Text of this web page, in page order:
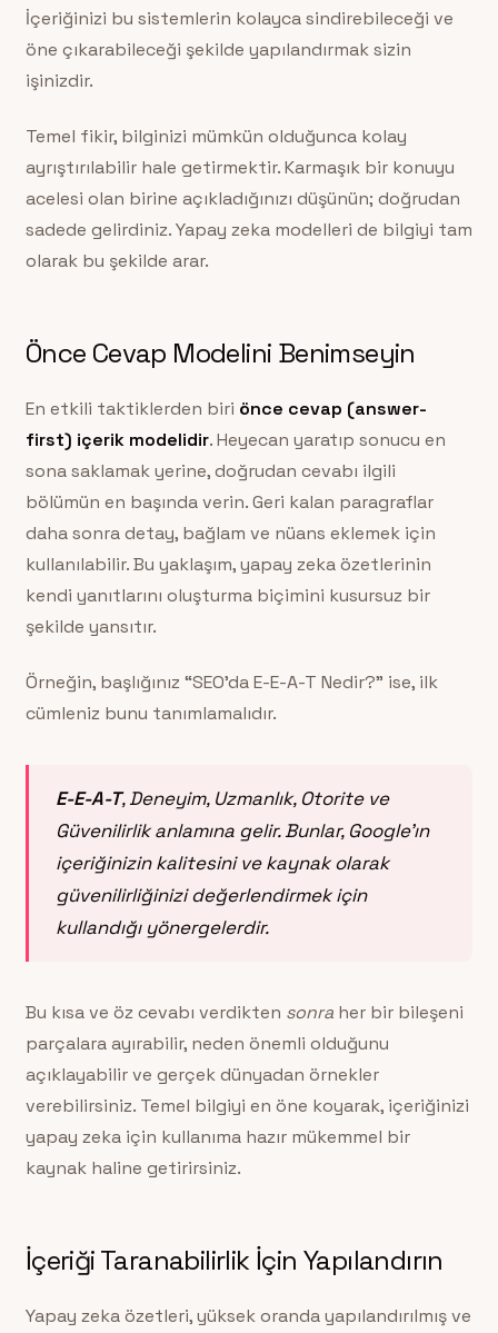
İçeriğinizi bu sistemlerin kolayca sindirebileceği ve
öne çıkarabileceği şekilde yapılandırmak sizin
işinizdir.
Temel fikir, bilginizi mümkün olduğunca kolay
ayrıştırılabilir hale getirmektir. Karmaşık bir konuyu
acelesi olan birine açıkladığınızı düşünün; doğrudan
sadede gelirdiniz. Yapay zeka modelleri de bilgiyi tam
olarak bu şekilde arar.
Önce Cevap Modelini Benimseyin
En etkili taktiklerden biri önce cevap (answer-
first) içerik modelidir. Heyecan yaratıp sonucu en
sona saklamak yerine, doğrudan cevabı ilgili
bölümün en başında verin. Geri kalan paragraflar
daha sonra detay, bağlam ve nüans eklemek için
kullanılabilir. Bu yaklaşım, yapay zeka özetlerinin
kendi yanıtlarını oluşturma biçimini kusursuz bir
şekilde yansıtır.
Örneğin, başlığınız “SEO’da E-E-A-T Nedir?” ise, ilk
cümleniz bunu tanımlamalıdır.
E-E-A-T, Deneyim, Uzmanlık, Otorite ve
Güvenilirlik anlamına gelir. Bunlar, Google’ın
içeriğinizin kalitesini ve kaynak olarak
güvenilirliğinizi değerlendirmek için
kullandığı yönergelerdir.
Bu kısa ve öz cevabı verdikten sonraher bir bileşeni
parçalara ayırabilir, neden önemli olduğunu
açıklayabilir ve gerçek dünyadan örnekler
verebilirsiniz. Temel bilgiyi en öne koyarak, içeriğinizi
yapay zeka için kullanıma hazır mükemmel bir
kaynak haline getirirsiniz.
İçeriği Taranabilirlik İçin Yapılandırın
Yapay zeka özetleri, yüksek oranda yapılandırılmış ve